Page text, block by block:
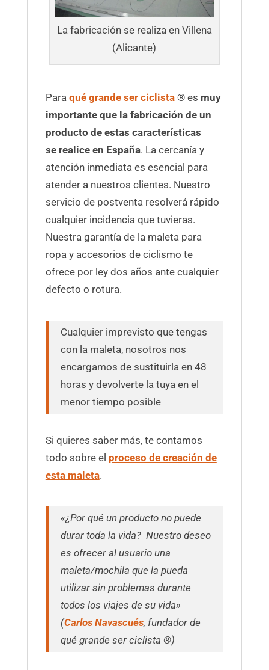
La fabricación se realiza en Villena
(Alicante)
Para qué grande ser ciclista® es muy
importante que la fabricación de un
producto de estas características
se realice en España. La cercanía y
atención inmediata es esencial para
atender a nuestros clientes. Nuestro
servicio de postventa resolverá rápido
cualquier incidencia que tuvieras.
Nuestra garantía de la maleta para
ropa y accesorios de ciclismo te
ofrece por ley dos años ante cualquier
defecto o rotura.
Cualquier imprevisto que tengas
con la maleta, nosotros nos
encargamos de sustituirla en 48
horas y devolverte la tuya en el
menor tiempo posible
Si quieres saber más, te contamos
todo sobre el proceso de creación de
esta maleta.
«¿Por qué un producto no puede
durar toda la vida? Nuestro deseo
es ofrecer al usuario una
maleta/mochila que la pueda
utilizar sin problemas durante
todos los viajes de su vida»
(Carlos Navascués, fundador de
qué grande ser ciclista ®)